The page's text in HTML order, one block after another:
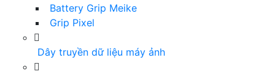
Battery Grip Meike
Grip Pixel
Dây truyền dữ liệu máy ảnh